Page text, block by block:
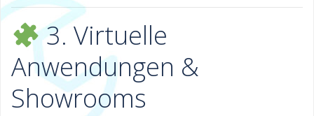
3. Virtuelle
Anwendungen &
Showrooms